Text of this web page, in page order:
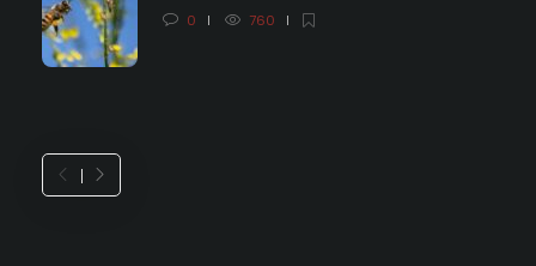
0 760